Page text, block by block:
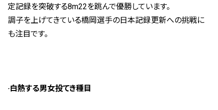
定記録を突破する8m22を跳んで優勝しています。
調子を上げてきている橋岡選手の日本記録更新への挑戦に
も注目です。
·白熱する男女投てき種目